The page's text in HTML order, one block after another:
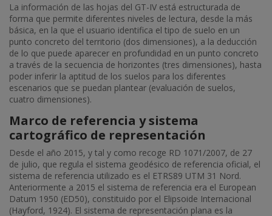
La información de las hojas del GT-IV está estructurada de
forma que permite diferentes niveles de lectura, desde la más
básica, en la que el usuario identifica el tipo de suelo en un
punto concreto del territorio (dos dimensiones), a la deducción
de lo que puede aparecer en profundidad en un punto concreto
a través de la secuencia de horizontes (tres dimensiones), hasta
poder inferir la aptitud de los suelos para los diferentes
escenarios que se puedan plantear (evaluación de suelos,
cuatro dimensiones).
Marco de referencia y sistema
cartográfico de representación
Desde el año 2015, y tal y como recoge RD 1071/2007, de 27
de julio, que regula el sistema geodésico de referencia oficial, el
sistema de referencia utilizado es el ETRS89 UTM 31 Nord.
Anteriormente a 2015 el sistema de referencia era el European
Datum 1950 (ED50), constituido por el Elipsoide Internacional
(Hayford, 1924). El sistema de representación plana es la